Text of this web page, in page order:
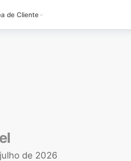
de Cliente
de 2026